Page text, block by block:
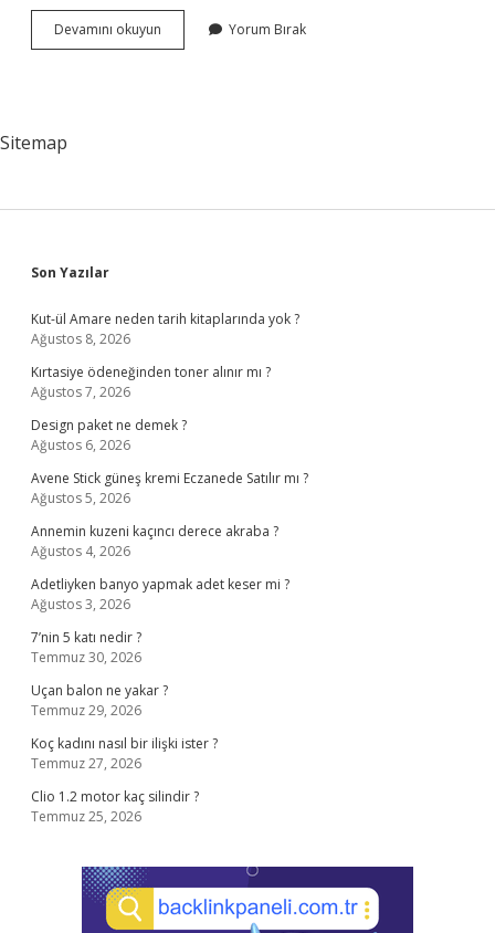
Devamını okuyun
Kaç
Yorum Bırak
Sitemap
Sidebar
Son Yazılar
Kut-ül Amare neden tarih kitaplarında yok ?
Ağustos 8, 2026
Kırtasiye ödeneğinden toner alınır mı ?
Ağustos 7, 2026
Design paket ne demek ?
Ağustos 6, 2026
Avene Stick güneş kremi Eczanede Satılır mı ?
Ağustos 5, 2026
Annemin kuzeni kaçıncı derece akraba ?
Ağustos 4, 2026
Adetliyken banyo yapmak adet keser mi ?
Ağustos 3, 2026
7’nin 5 katı nedir ?
Temmuz 30, 2026
Uçan balon ne yakar ?
Temmuz 29, 2026
Koç kadını nasıl bir ilişki ister ?
Temmuz 27, 2026
Clio 1.2 motor kaç silindir ?
Temmuz 25, 2026